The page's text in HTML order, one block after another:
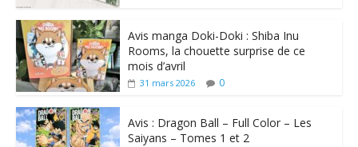
Avis manga Doki-Doki : Shiba Inu
Rooms, la chouette surprise de ce
mois d’avril
31 mars 2026 0
Avis : Dragon Ball – Full Color – Les
Saiyans – Tomes 1 et 2